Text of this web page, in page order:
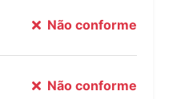
Não conforme
Não conforme